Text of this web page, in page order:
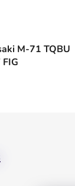
M-71 TQBU